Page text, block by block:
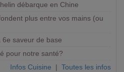
débarque en Chine
plus entre vos mains (ou
saveur de base
pour notre santé?
Infos Cuisine | Toutes les infos